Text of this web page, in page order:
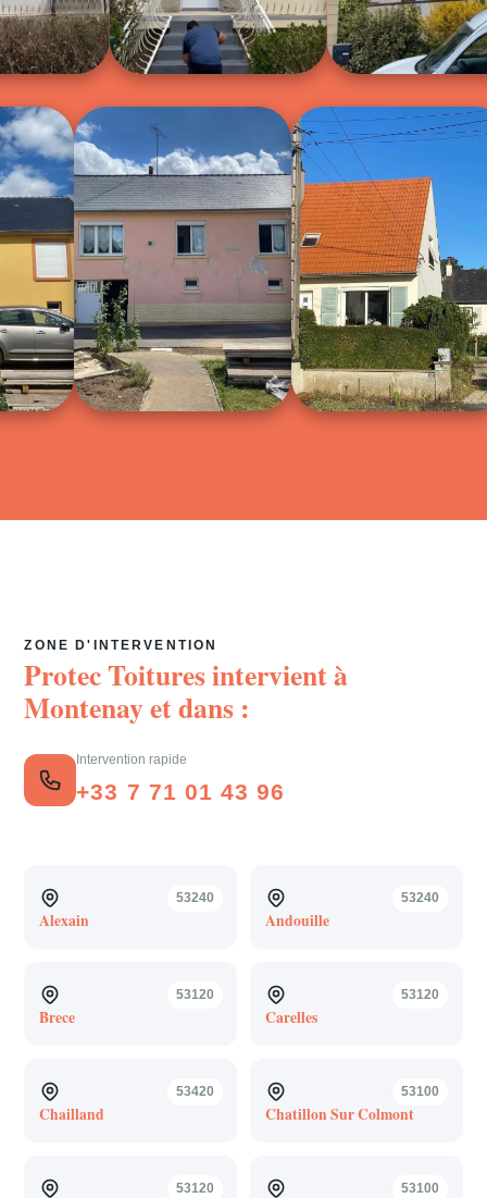
ZONE D'INTERVENTION
Protec Toitures intervient à
Montenayet dans :
Intervention rapide
+33 7 71 01 43 96
53240
Alexain
53240
Andouille
53120
Brece
53120
Carelles
53420
Chailland
53100
Chatillon Sur Colmont
53120 53100